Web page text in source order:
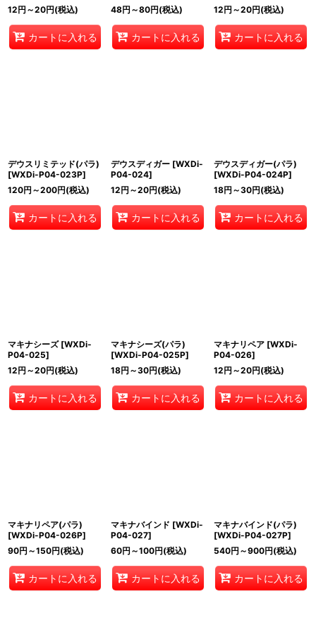
12円 ～20円(税込)
カートに入れる
48円 ～80円(税込)
カートに入れる
12円 ～20円(税込)
カートに入れる
デウスリミテッド(パラ)
[WXDi-P04-023P]
120円 ～200円(税込)
カートに入れる
デウスディガー [WXDi-
P04-024]
12円 ～20円(税込)
カートに入れる
デウスディガー(パラ)
[WXDi-P04-024P]
18円 ～30円(税込)
カートに入れる
マキナシーズ [WXDi-
P04-025]
12円 ～20円(税込)
カートに入れる
マキナシーズ(パラ)
[WXDi-P04-025P]
18円 ～30円(税込)
カートに入れる
マキナリペア [WXDi-
P04-026]
12円 ～20円(税込)
カートに入れる
マキナリペア(パラ)
[WXDi-P04-026P]
90円 ～150円(税込)
カートに入れる
マキナバインド [WXDi-
P04-027]
60円 ～100円(税込)
カートに入れる
マキナバインド(パラ)
[WXDi-P04-027P]
540円 ～900円(税込)
カートに入れる